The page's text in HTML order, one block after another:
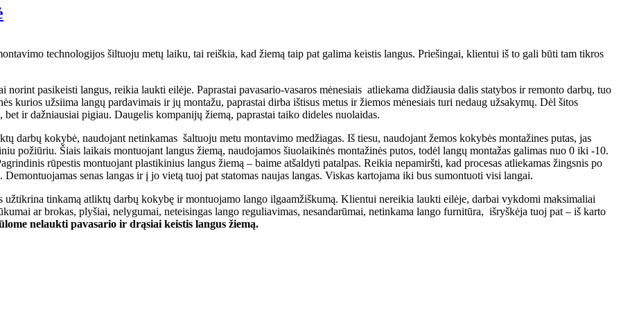
technologijos šiltuoju metų laiku, tai reiškia, kad žiemą taip pat galima keistis langus. Priešingai, klientui iš to gali būti tam tikros
pasikeisti langus, reikia laukti eilėje. Paprastai pavasario-vasaros mėnesiais atliekama didžiausia dalis statybos ir remonto darbų, tuo
kurios užsiima langų pardavimais ir jų montažu, paprastai dirba ištisus metus ir žiemos mėnesiais turi nedaug užsakymų. Dėl šitos
ir dažniausiai pigiau. Daugelis kompanijų žiemą, paprastai taiko dideles nuolaidas.
darbų kokybė, naudojant netinkamas šaltuoju metu montavimo medžiagas. Iš tiesu, naudojant žemos kokybės montažines putas, jas
požiūriu. Šiais laikais montuojant langus žiemą, naudojamos šiuolaikinės montažinės putos, todėl langų montažas galimas nuo 0 iki -10.
rūpestis montuojant plastikinius langus žiemą – baime atšaldyti patalpas. Reikia nepamiršti, kad procesas atliekamas žingsnis po
senas langas ir į jo vietą tuoj pat statomas naujas langas. Viskas kartojama iki bus sumontuoti visi langai.
tinkamą atliktų darbų kokybę ir montuojamo lango ilgaamžiškumą. Klientui nereikia laukti eilėje, darbai vykdomi maksimaliai
ar brokas, plyšiai, nelygumai, neteisingas lango reguliavimas, nesandarūmai, netinkama lango furnitūra, išryškėja tuoj pat – iš karto
nelaukti pavasario ir drąsiai keistis langus žiemą.